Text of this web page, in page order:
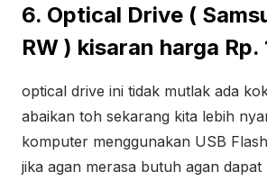
6. Optical Drive (
RW ) kisaran harga Rp.
optical drive ini tidak mutlak ada
abaikan toh sekarang kita lebih
komputer menggunakan USB
jika agan merasa butuh agan dapat